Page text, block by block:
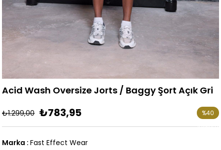
Acid Wash Oversize Jorts / Baggy Şort Açık Gri
₺1.299,00 ₺783,95 %40
İndirim
Marka : Fast Effect Wear